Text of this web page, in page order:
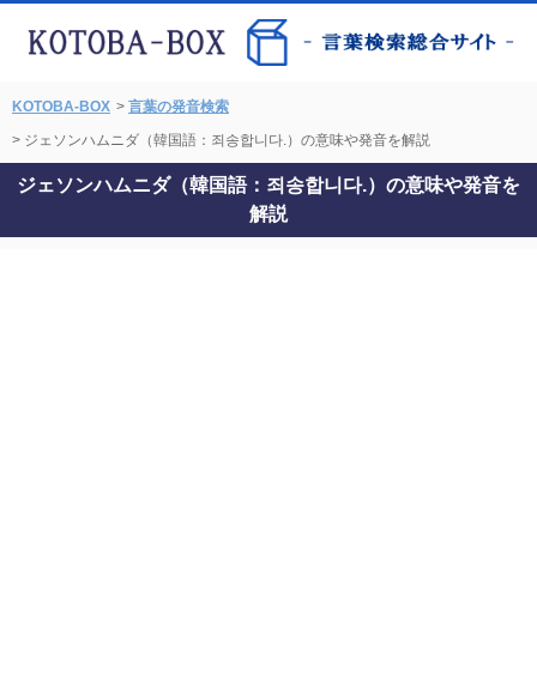
KOTOBA-BOX > 言葉の発音検索
> ジェソンハムニダ（韓国語：죄송합니다.）の意味や発音を解説
ジェソンハムニダ（韓国語：죄송합니다.）の意味や発音を
解説